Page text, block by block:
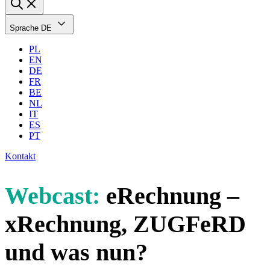
Sprache DE
PL
EN
DE
FR
BE
NL
IT
ES
PT
Kontakt
Webcast: eRechnung –
xRechnung, ZUGFeRD
und was nun?